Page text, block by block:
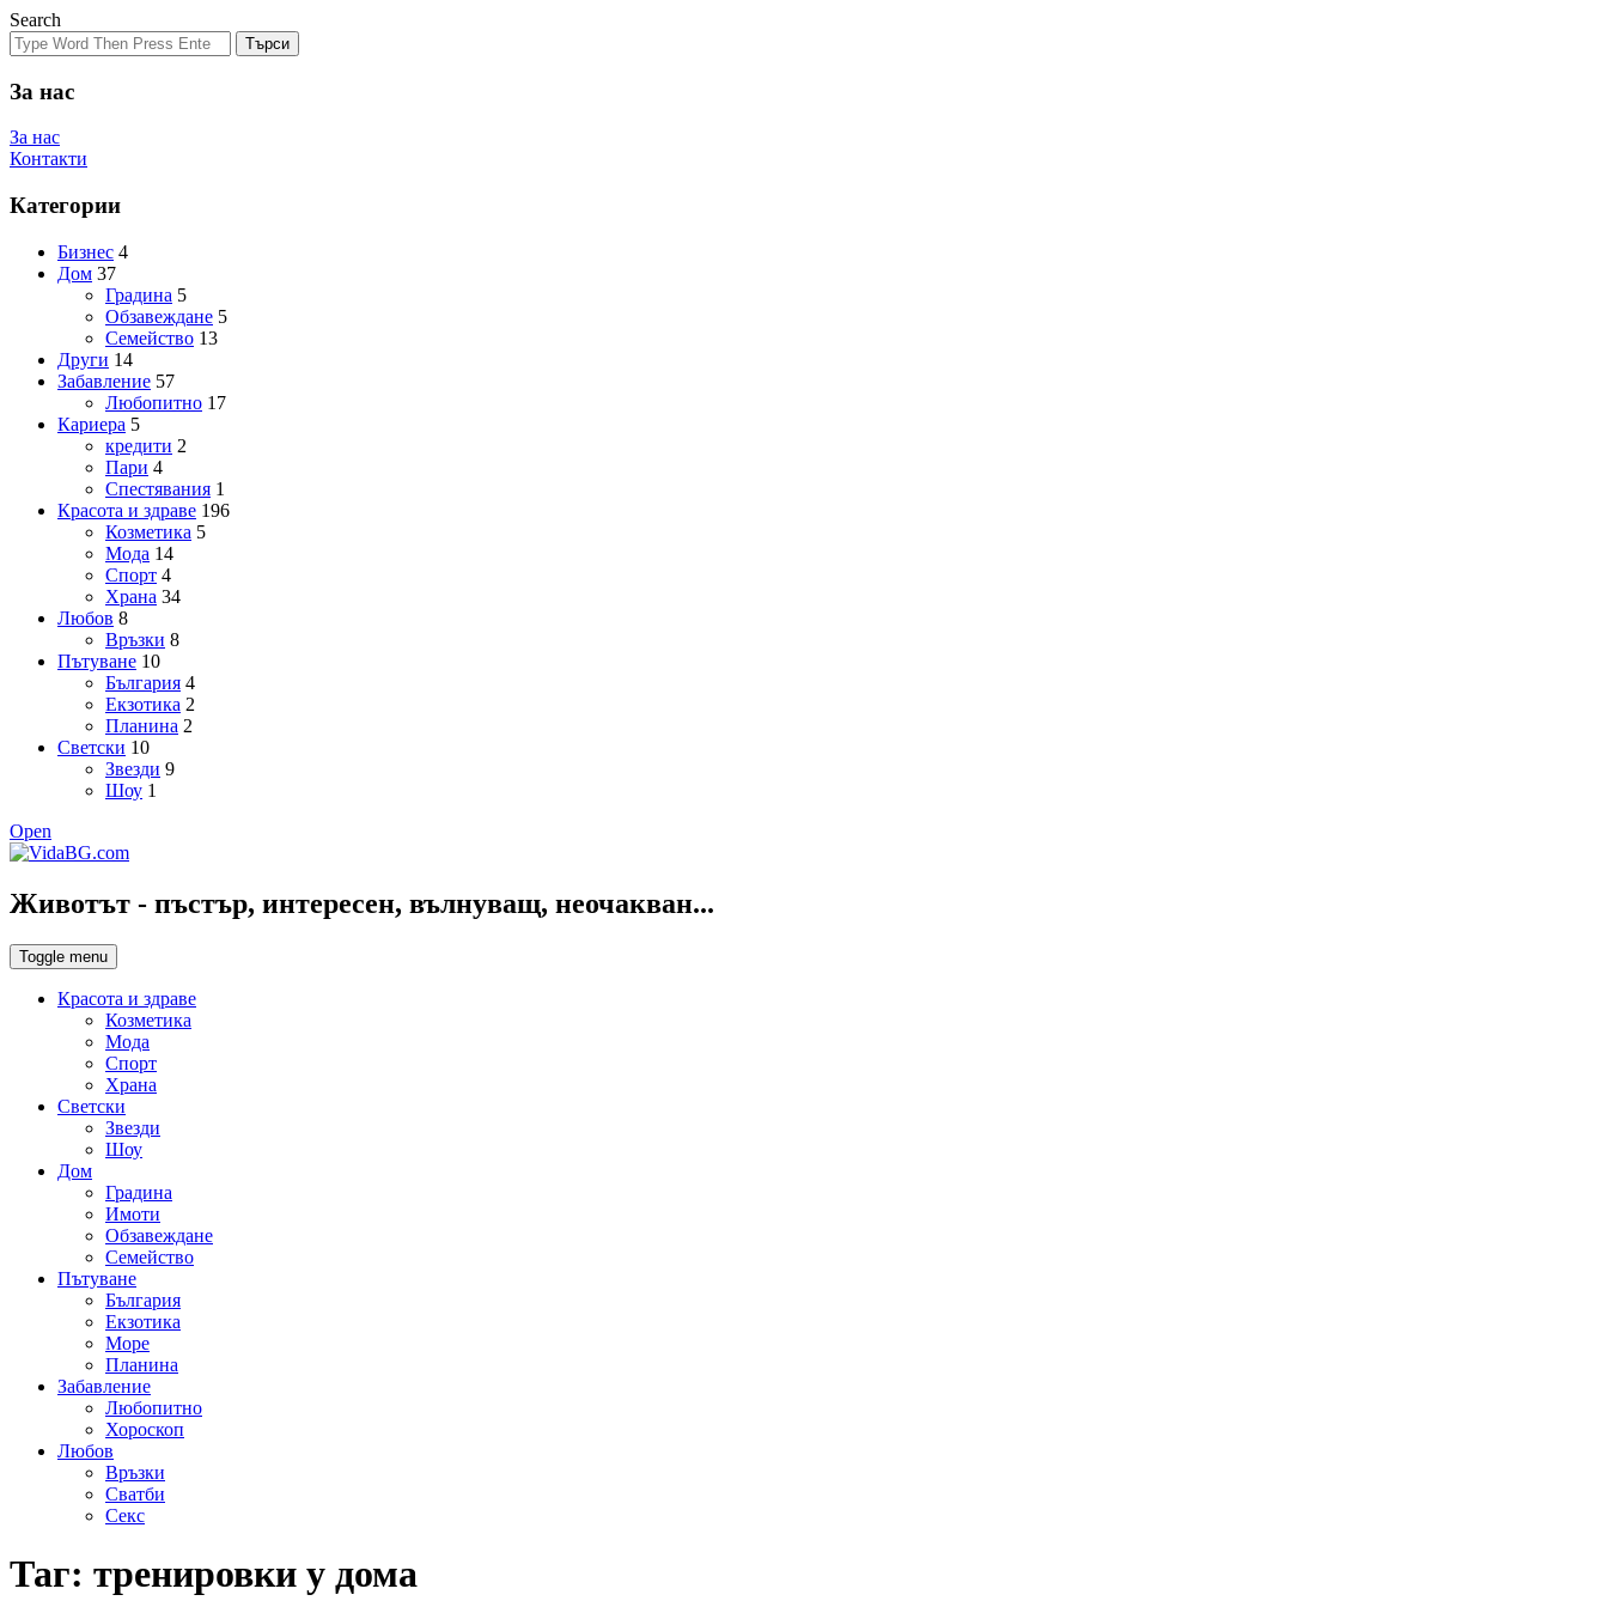
Search
Търси
За нас
За нас
Контакти
Категории
Бизнес 4
Дом 37
Градина 5
Обзавеждане 5
Семейство 13
Други 14
Забавление 57
Любопитно 17
Кариера 5
кредити 2
Пари 4
Спестявания 1
Красота и здраве 196
Козметика 5
Мода 14
Спорт 4
Храна 34
Любов 8
Връзки 8
Пътуване 10
България 4
Екзотика 2
Планина 2
Светски 10
Звезди 9
Шоу 1
Open
Животът - пъстър, интересен, вълнуващ, неочакван...
Toggle menu
Красота и здраве
Козметика
Мода
Спорт
Храна
Светски
Звезди
Шоу
Дом
Градина
Имоти
Обзавеждане
Семейство
Пътуване
България
Екзотика
Море
Планина
Забавление
Любопитно
Хороскоп
Любов
Връзки
Сватби
Секс
Таг: тренировки у дома